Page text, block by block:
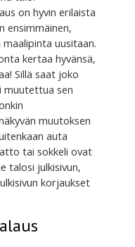
on hyvin erilaista
ensimmäinen,
uusitaan.
kertaa hyvänsä,
Sillä saat joko
muutettua sen
muutoksen
auta
tai sokkeli ovat
talosi julkisivun,
korjaukset